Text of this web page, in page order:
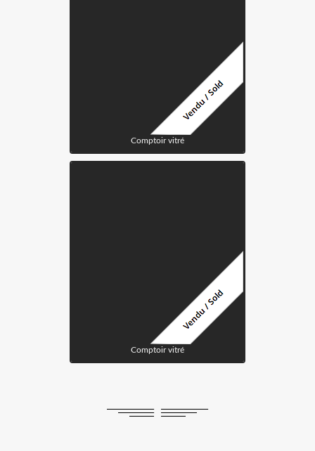
Comptoir vitré
Comptoir vitré